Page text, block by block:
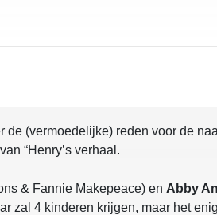
(vermoedelijke) reden voor de
“Henry’s verhaal.
& Fannie Makepeace) en Abby
zal 4 kinderen krijgen, maar het